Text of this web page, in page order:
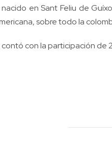
en Sant Feliu de
sobre todo la
con la participación de